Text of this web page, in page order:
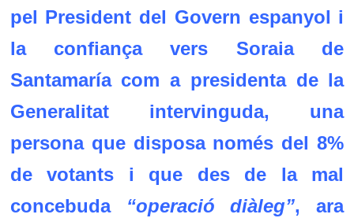
pel President del Govern espanyol i
la confiança vers Soraia de
Santamaría com a presidenta de la
Generalitat intervinguda, una
persona que disposa només del 8%
de votants i que des de la mal
concebuda “operació diàleg”, ara